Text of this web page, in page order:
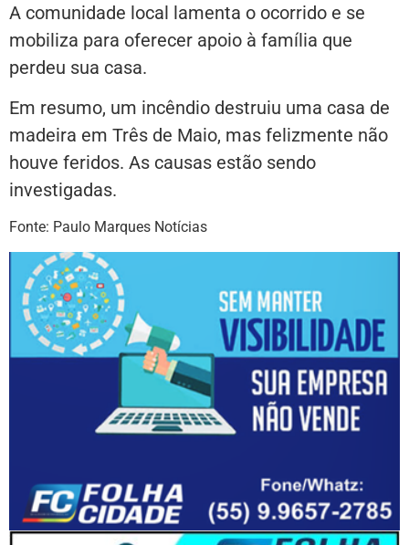
A comunidade local lamenta o ocorrido e se
mobiliza para oferecer apoio à família que
perdeu sua casa.
Em resumo, um incêndio destruiu uma casa de
madeira em Três de Maio, mas felizmente não
houve feridos. As causas estão sendo
investigadas.
Fonte: Paulo Marques Notícias